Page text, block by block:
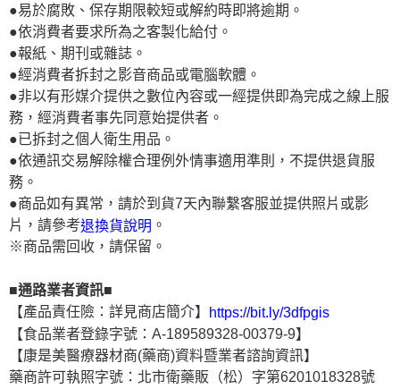
●易於腐敗、保存期限較短或解約時即將逾期。
●依消費者要求所為之客製化給付。
●報紙、期刊或雜誌。
●經消費者拆封之影音商品或電腦軟體。
●非以有形媒介提供之數位內容或一經提供即為完成之線上服
務，經消費者事先同意始提供者。
●已拆封之個人衛生用品。
●依通訊交易解除權合理例外情事適用準則，不提供退貨服
務。
●商品如有異常，請於到貨7天內聯繫客服並提供照片或影
片，請參考退換貨說明 。
※商品需回收，請保留。
■通路業者資訊■
【產品責任險：詳見商店簡介】
https://bit.ly/3dfpgis
【食品業者登錄字號：A-189589328-00379-9】
【康是美醫療器材商(藥商)資料暨業者諮詢資訊】
藥商許可執照字號：北市衛藥販（松）字第6201018328號